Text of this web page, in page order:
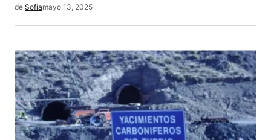
de Sofíamayo 13, 2025